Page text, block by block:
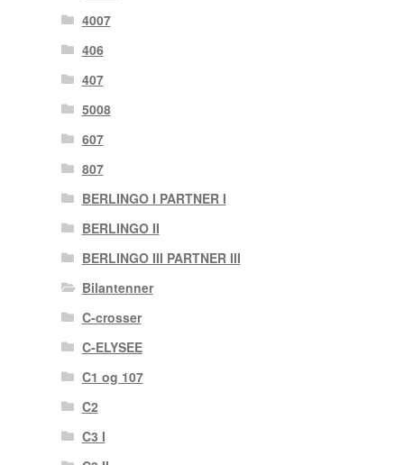
4007
406
407
5008
607
807
BERLINGO I PARTNER I
BERLINGO II
BERLINGO III PARTNER III
Bilantenner
C-crosser
C-ELYSEE
C1 og 107
C2
C3 I